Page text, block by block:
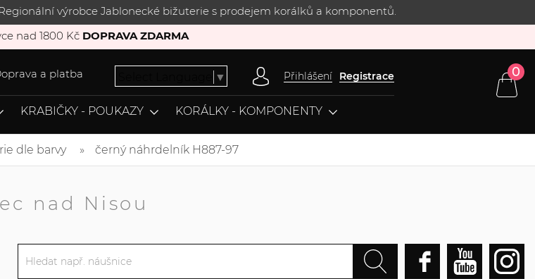
výrobce Jablonecké bižuterie s prodejem korálků a komponentů.
nad 1800 Kč DOPRAVA ZDARMA
a platba ▼ Přihlášení Registrace 0
KRABIČKY - POUKAZY KORÁLKY - KOMPONENTY
dle barvy černý náhrdelník H887-97
nad Nisou